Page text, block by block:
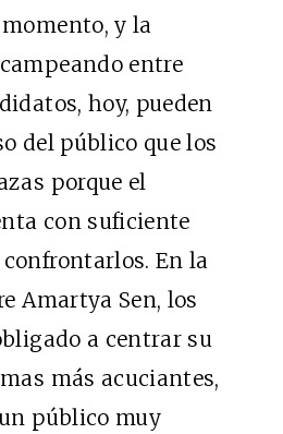
y la
entre
hoy, pueden
del público que los
porque el
con suficiente
En la
Amartya Sen, los
a centrar su
más acuciantes,
público muy